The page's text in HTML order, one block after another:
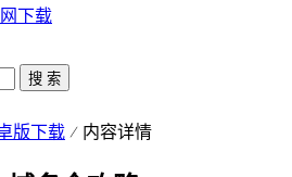
下载
搜 索
版下载 内容详情